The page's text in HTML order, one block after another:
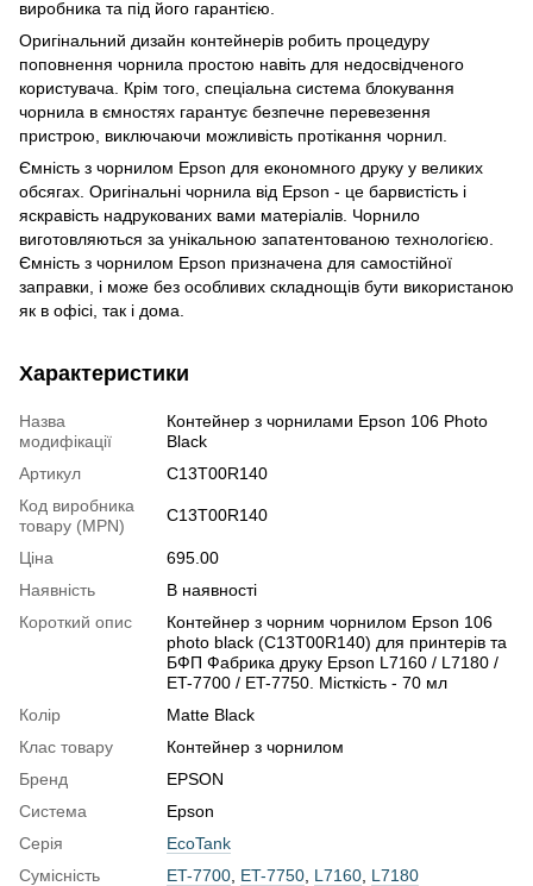
виробника та під його гарантією.
Оригінальний дизайн контейнерів робить процедуру
поповнення чорнила простою навіть для недосвідченого
користувача. Крім того, спеціальна система блокування
чорнила в ємностях гарантує безпечне перевезення
пристрою, виключаючи можливість протікання чорнил.
Ємність з чорнилом Epson для економного друку у великих
обсягах. Оригінальні чорнила від Epson - це барвистість і
яскравість надрукованих вами матеріалів. Чорнило
виготовляються за унікальною запатентованою технологією.
Ємність з чорнилом Epson призначена для самостійної
заправки, і може без особливих складнощів бути використаною
як в офісі, так і дома.
Характеристики
Назва
модифікації
Контейнер з чорнилами Epson 106 Photo
Black
Артикул
C13T00R140
Код виробника
товару (MPN)
C13T00R140
Ціна
695.00
Наявність
В наявності
Короткий опис
Контейнер з чорним чорнилом Epson 106
photo black (C13T00R140) для принтерів та
БФП Фабрика друку Epson L7160 / L7180 /
ET-7700 / ET-7750. Місткість - 70 мл
Колір
Matte Black
Клас товару
Контейнер з чорнилом
Бренд
EPSON
Система
Epson
Серія
EcoTank
Сумісність
ET-7700 ET-7750 L7160 L7180